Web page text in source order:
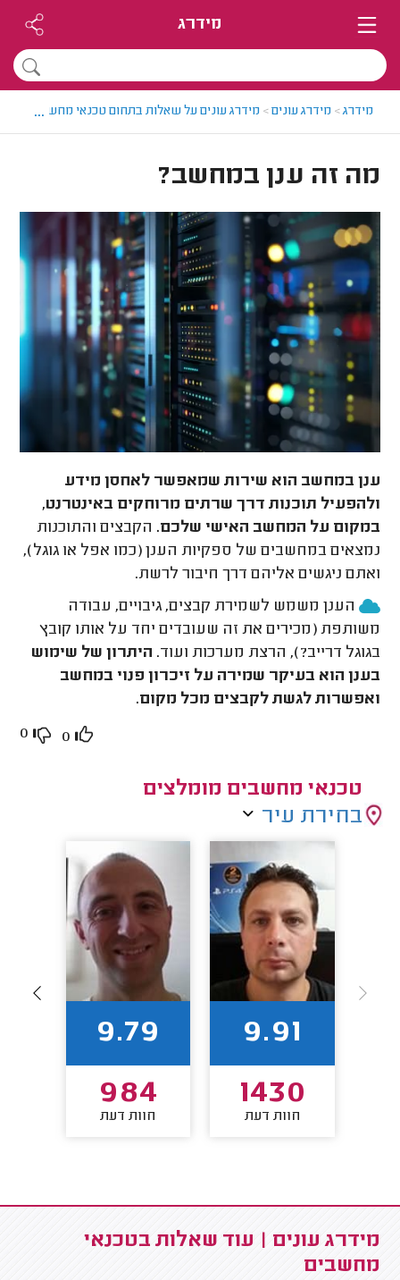
מידרג
מידרג> מידרג עונים> מידרג עונים על שאלות בתחום טכנאי מחשבים
...
מה זה ענן במחשב?
ענן במחשב הוא שירות שמאפשר לאחסן מידע
ולהפעיל תוכנות דרך שרתים מרוחקים באינטרנט,
במקום על המחשב האישי שלכם. הקבצים והתוכנות
נמצאים במחשבים של ספקיות הענן (כמו אפל או גוגל),
ואתם ניגשים אליהם דרך חיבור לרשת.
הענן משמש לשמירת קבצים, גיבויים, עבודה
משותפת (מכירים את זה שעובדים יחד על אותו קובץ
בגוגל דרייב?), הרצת מערכות ועוד. היתרון של שימוש
בענן הוא בעיקר שמירה על זיכרון פנוי במחשב
ואפשרות לגשת לקבצים מכל מקום.
0
0
טכנאי מחשבים מומלצים
בחירת עיר
9.91
1430
חוות דעת
9.79
984
חוות דעת
מידרג עונים | עוד שאלות בטכנאי
מחשבים